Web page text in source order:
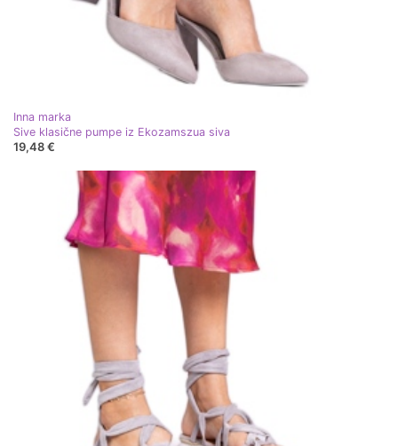
Inna marka
Sive klasične pumpe iz Ekozamszua siva
19,48 €